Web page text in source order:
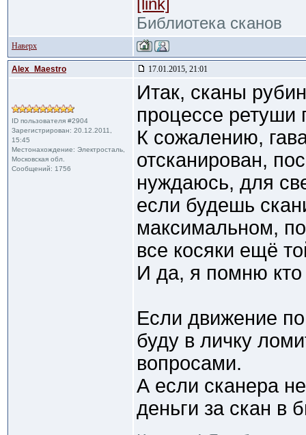
[link]
Библиотека сканов
Наверх
Alex_Maestro 17.01.2015, 21:01
ID пользователя #2904
Зарегистрирован: 20.12.2011,
15:45
Местонахождение: Электросталь,
Московская обл.
Сообщений: 1756
Итак, сканы
процессе ретуши
К сожалению,
отсканирован,
нуждаюсь, для
если будешь
максимальном,
все косяки ещё
И да, я помню
Если движение
буду в личку
вопросами.
А если сканера
деньги за скан в